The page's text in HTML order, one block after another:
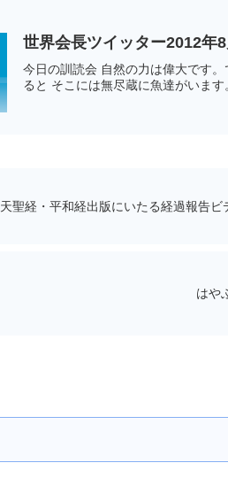
世界会長ツイッター2012年8
今日の訓読会 自然の力は偉大です
ると そこには無尽蔵に魚達がいま
天聖経・平和経出版にいたる経過報告ビ
はや